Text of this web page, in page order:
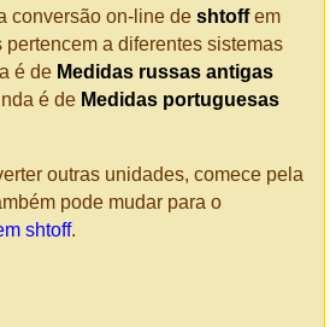
conversão on-line de shtoffem
pertencem a diferentes sistemas
é de Medidas russas antigas
é de Medidas portuguesas
outras unidades, comece pela
pode mudar para o
shtoff.